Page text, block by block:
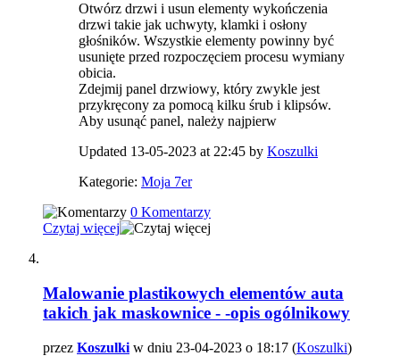
Otwórz drzwi i usun elementy wykończenia
drzwi takie jak uchwyty, klamki i osłony
głośników. Wszystkie elementy powinny być
usunięte przed rozpoczęciem procesu wymiany
obicia.
Zdejmij panel drzwiowy, który zwykle jest
przykręcony za pomocą kilku śrub i klipsów.
Aby usunąć panel, należy najpierw
Updated 13-05-2023 at 22:45 by Koszulki
Kategorie: Moja 7er
0 Komentarzy
Czytaj więcej
Malowanie plastikowych elementów auta
takich jak maskownice - -opis ogólnikowy
przez Koszulki w dniu 23-04-2023 o 18:17 (Koszulki)